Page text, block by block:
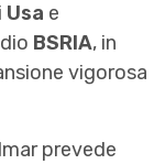
Usa e
BSRIA, in
vigorosa
prevede